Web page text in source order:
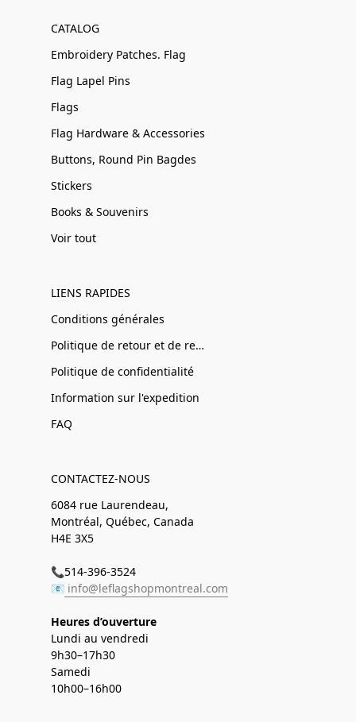
CATALOG
Embroidery Patches. Flag
Flag Lapel Pins
Flags
Flag Hardware & Accessories
Buttons, Round Pin Bagdes
Stickers
Books & Souvenirs
Voir tout
LIENS RAPIDES
Conditions générales
Politique de retour et de remboursement
Politique de confidentialité
Information sur l'expedition
FAQ
CONTACTEZ-NOUS
6084 rue Laurendeau,
Montréal, Québec, Canada
H4E 3X5
📞514-396-3524
📧 info@leflagshopmontreal.com
Heures d’ouverture
Lundi au vendredi
9h30–17h30
Samedi
10h00–16h00